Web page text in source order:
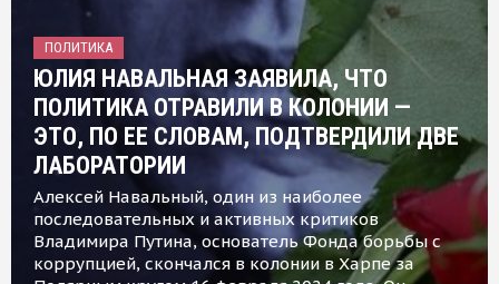
ПОЛИТИКА
ЮЛИЯ НАВАЛЬНАЯ ЗАЯВИЛА, ЧТО
ПОЛИТИКА ОТРАВИЛИ В КОЛОНИИ —
ЭТО, ПО ЕЕ СЛОВАМ, ПОДТВЕРДИЛИ ДВЕ
ЛАБОРАТОРИИ
Алексей Навальный, один из наиболее
последовательных и активных критиков
Владимира Путина, основатель Фонда борьбы с
коррупцией, скончался в колонии в Харпе за